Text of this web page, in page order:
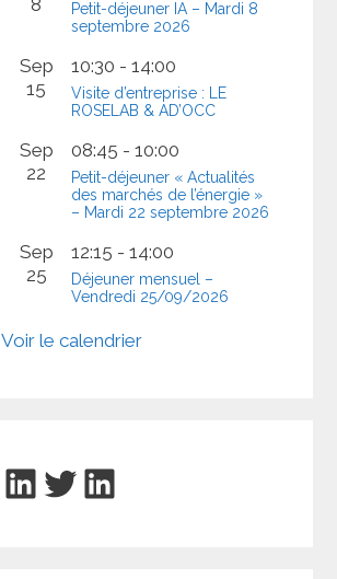
8
Petit-déjeuner IA – Mardi 8
septembre 2026
Sep
15
10:30 - 14:00
Visite d’entreprise : LE
ROSELAB & AD’OCC
Sep
22
08:45 - 10:00
Petit-déjeuner « Actualités
des marchés de l’énergie »
– Mardi 22 septembre 2026
Sep
25
12:15 - 14:00
Déjeuner mensuel –
Vendredi 25/09/2026
Voir le calendrier
LinkedIn
Twitter
LinkedIn